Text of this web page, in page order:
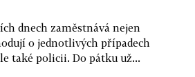
dnech zaměstnává nejen
o jednotlivých případech
také policii. Do pátku už...